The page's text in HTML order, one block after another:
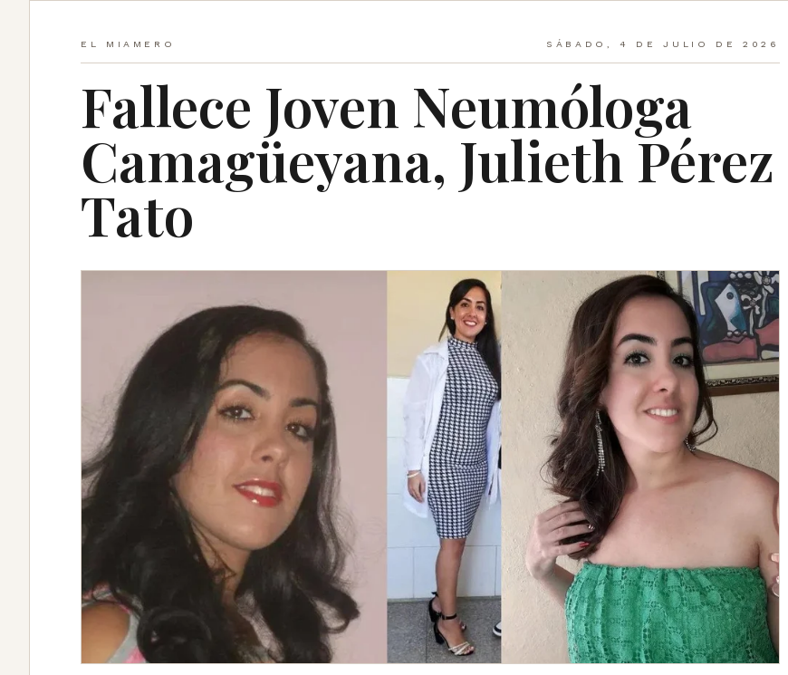
EL MIAMERO SÁBADO, 4 DE JULIO DE 2026
Fallece Joven Neumóloga
Camagüeyana, Julieth Pérez
Tato